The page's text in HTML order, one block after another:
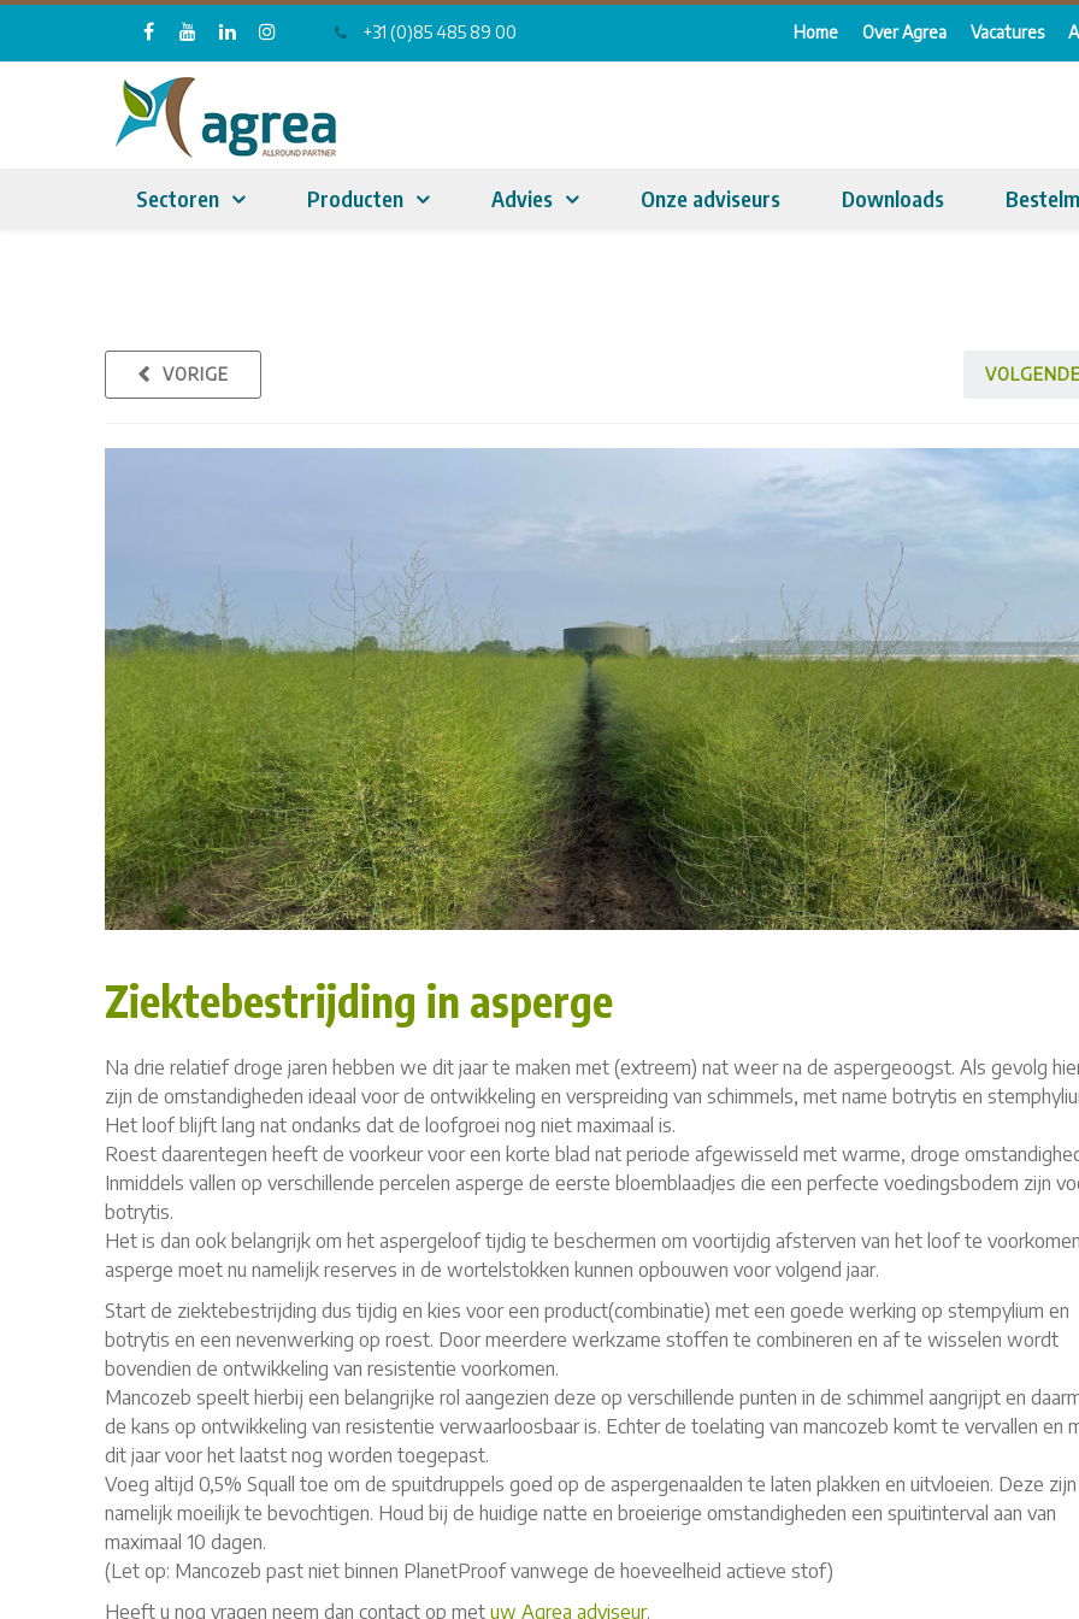
+31 (0)85 485 89 00 Home Over Agrea Vacatures
Sectoren Producten Advies Onze adviseurs Downloads
VORIGE
Ziektebestrijding in asperge
Na drie relatief droge jaren hebben we dit jaar te maken met (extreem) nat weer na de aspergeoogst. Als gevolg
zijn de omstandigheden ideaal voor de ontwikkeling en verspreiding van schimmels, met name botrytis en
Het loof blijft lang nat ondanks dat de loofgroei nog niet maximaal is.
Roest daarentegen heeft de voorkeur voor een korte blad nat periode afgewisseld met warme, droge
Inmiddels vallen op verschillende percelen asperge de eerste bloemblaadjes die een perfecte voedingsbodem zijn
botrytis.
Het is dan ook belangrijk om het aspergeloof tijdig te beschermen om voortijdig afsterven van het loof te
asperge moet nu namelijk reserves in de wortelstokken kunnen opbouwen voor volgend jaar.
Start de ziektebestrijding dus tijdig en kies voor een product(combinatie) met een goede werking op stempylium en
botrytis en een nevenwerking op roest. Door meerdere werkzame stoffen te combineren en af te wisselen wordt
bovendien de ontwikkeling van resistentie voorkomen.
Mancozeb speelt hierbij een belangrijke rol aangezien deze op verschillende punten in de schimmel aangrijpt en
de kans op ontwikkeling van resistentie verwaarloosbaar is. Echter de toelating van mancozeb komt te vervallen en
dit jaar voor het laatst nog worden toegepast.
Voeg altijd 0,5% Squall toe om de spuitdruppels goed op de aspergenaalden te laten plakken en uitvloeien. Deze zijn
namelijk moeilijk te bevochtigen. Houd bij de huidige natte en broeierige omstandigheden een spuitinterval aan van
maximaal 10 dagen.
(Let op: Mancozeb past niet binnen PlanetProof vanwege de hoeveelheid actieve stof)
Heeft u nog vragen neem dan contact op met uw Agrea adviseur.